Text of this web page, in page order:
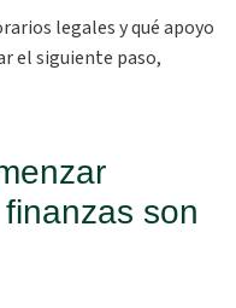
legales y qué apoyo
el siguiente paso,
son